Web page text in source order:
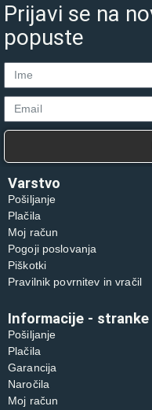
Prijavi se na
popuste
Varstvo
Pošiljanje
Plačila
Moj račun
Pogoji poslovanja
Piškotki
Pravilnik povrnitev in vračil
Informacije - stranke
Pošiljanje
Plačila
Garancija
Naročila
Moj račun